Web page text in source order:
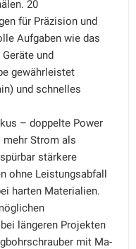
20
für Präzision und
Aufgaben wie das
und
gewährleistet
und schnelles
– doppelte Power
mehr Strom als
stärkere
ohne Leistungsabfall
harten Materialien.
längeren Projekten
mit Ma-